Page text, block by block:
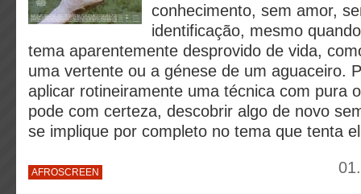
conhecimento, sem amor,
identificação, mesmo
tema aparentemente desprovido de vida,
uma vertente ou a génese de um aguaceiro.
aplicar rotineiramente uma técnica com pura
pode com certeza, descobrir algo de novo
se implique por completo no tema que tenta
AFROSCREEN